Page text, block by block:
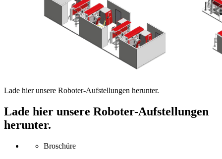
Lade hier unsere Roboter-Aufstellungen herunter.
Lade hier unsere Roboter-Aufstellungen
herunter.
Broschüre